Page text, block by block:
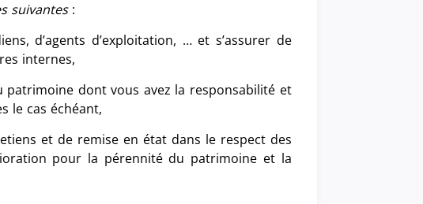
suivantes:
d’agents d’exploitation, … et s’assurer de
internes,
patrimoine dont vous avez la responsabilité et
le cas échéant,
et de remise en état dans le respect des
pour la pérennité du patrimoine et la